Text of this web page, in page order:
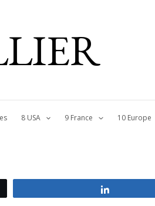
8 USA 9 France 10 Europe